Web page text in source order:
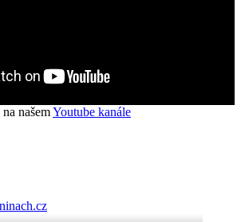
našemYoutube kanále